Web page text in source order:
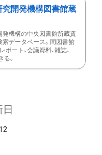
究開発機構図書館蔵
発機構の中央図書館所蔵資
データベース。同図書館
ポート、会議資料、雑誌、
る。